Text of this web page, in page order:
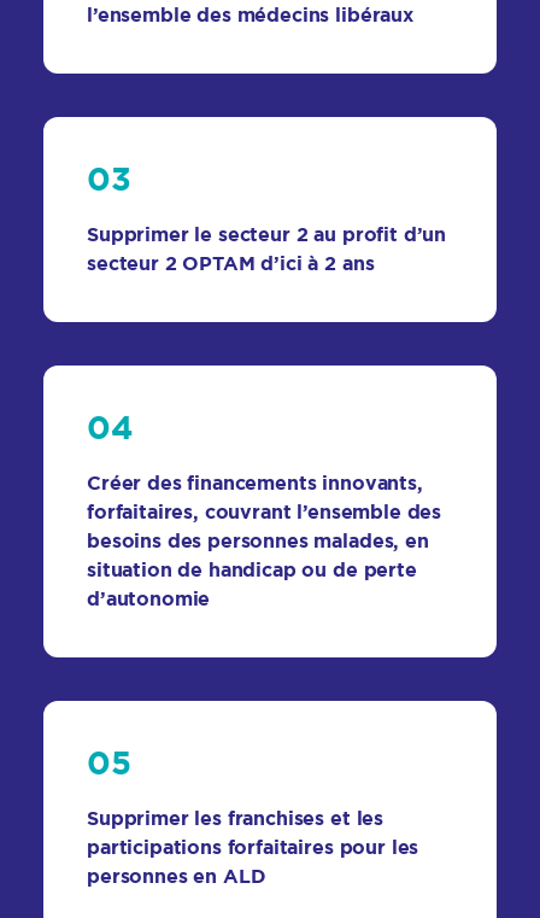
l’ensemble des médecins libéraux
03
Supprimer le secteur 2 au profit d’un
secteur 2 OPTAM d’ici à 2 ans
04
Créer des financements innovants,
forfaitaires, couvrant l’ensemble des
besoins des personnes malades, en
situation de handicap ou de perte
d’autonomie
05
Supprimer les franchises et les
participations forfaitaires pour les
personnes en ALD